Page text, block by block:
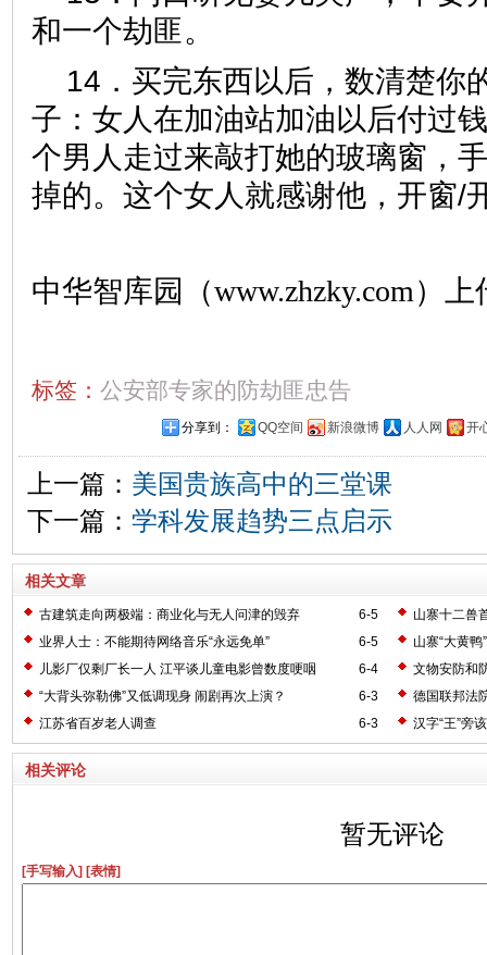
和一个劫匪。
14．买完东西以后，数清楚你
子：女人在加油站加油以后付过
个男人走过来敲打她的玻璃窗，
掉的。这个女人就感谢他，开窗
中华智库园（www.zhzky.com）上
标签： 公安部专家的防劫匪忠告
分享到： QQ空间 新浪微博 人人网 开
上一篇： 美国贵族高中的三堂课
下一篇： 学科发展趋势三点启示
相关文章
6-5
古建筑走向两极端：商业化与无人问津的毁弃
山寨十二兽
6-5
业界人士：不能期待网络音乐“永远免单”
山寨“大黄
6-4
儿影厂仅剩厂长一人 江平谈儿童电影曾数度哽咽
文物安防和
6-3
“大背头弥勒佛”又低调现身 闹剧再次上演？
德国联邦法
6-3
江苏省百岁老人调查 汉字“王”旁
相关评论
暂无评论
[手写输入] [表情]